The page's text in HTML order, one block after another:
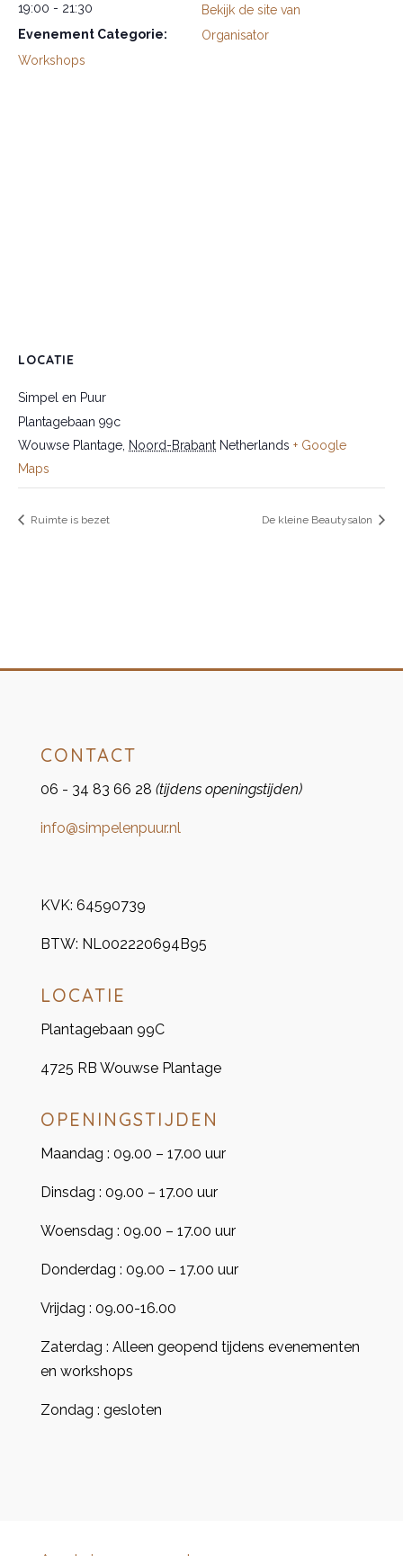
19:00 - 21:30
Evenement Categorie:
Workshops
Bekijk de site van
Organisator
LOCATIE
Simpel en Puur
Plantagebaan 99c
Wouwse Plantage, Noord-Brabant Netherlands + Google
Maps
Ruimte is bezet De kleine Beautysalon
CONTACT
06 - 34 83 66 28 (tijdens openingstijden)
info@simpelenpuur.nl
KVK: 64590739
BTW: NL002220694B95
LOCATIE
Plantagebaan 99C
4725 RB Wouwse Plantage
OPENINGSTIJDEN
Maandag : 09.00 – 17.00 uur
Dinsdag : 09.00 – 17.00 uur
Woensdag : 09.00 – 17.00 uur
Donderdag : 09.00 – 17.00 uur
Vrijdag : 09.00-16.00
Zaterdag : Alleen geopend tijdens evenementen
en workshops
Zondag : gesloten